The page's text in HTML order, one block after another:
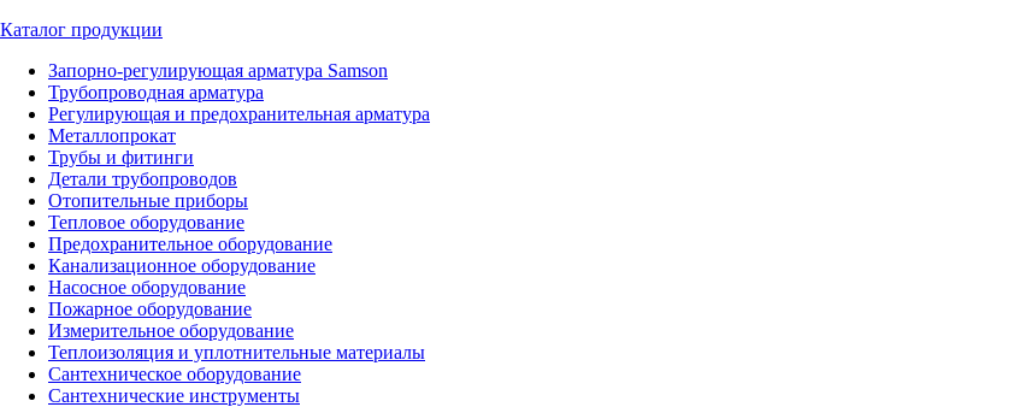
Каталог продукции
Запорно-регулирующая арматура Samson
Трубопроводная арматура
Регулирующая и предохранительная арматура
Металлопрокат
Трубы и фитинги
Детали трубопроводов
Отопительные приборы
Тепловое оборудование
Предохранительное оборудование
Канализационное оборудование
Насосное оборудование
Пожарное оборудование
Измерительное оборудование
Теплоизоляция и уплотнительные материалы
Сантехническое оборудование
Сантехнические инструменты